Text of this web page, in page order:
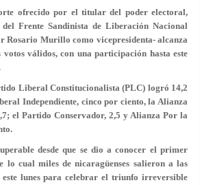
ofrecido por el titular del poder electoral,
Frente Sandinista de Liberación Nacional
Rosario Murillo como vicepresidenta- alcanza
válidos, con una participación hasta este
Liberal Constitucionalista (PLC) logró 14,2
Independiente, cinco por ciento, la Alianza
el Partido Conservador, 2,5 y Alianza Por la
desde que se dio a conocer el primer
lo cual miles de nicaragüenses salieron a las
lunes para celebrar el triunfo irreversible